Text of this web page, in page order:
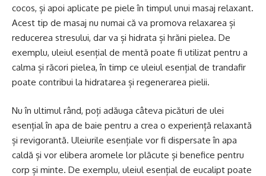
cocos, și apoi aplicate pe piele în timpul unui masaj relaxant.
Acest tip de masaj nu numai că va promova relaxarea și
reducerea stresului, dar va și hidrata și hrăni pielea. De
exemplu, uleiul esențial de mentă poate fi utilizat pentru a
calma și răcori pielea, în timp ce uleiul esențial de trandafir
poate contribui la hidratarea și regenerarea pielii.
Nu în ultimul rând, poți adăuga câteva picături de ulei
esențial în apa de baie pentru a crea o experiență relaxantă
și revigorantă. Uleiurile esențiale vor fi dispersate în apa
caldă și vor elibera aromele lor plăcute și benefice pentru
corp și minte. De exemplu, uleiul esențial de eucalipt poate